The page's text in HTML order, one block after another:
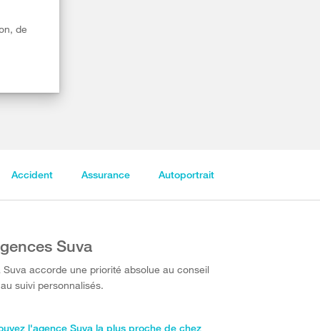
de
Accident Assurance Autoportrait
Suva
Suva accorde une priorité absolue au conseil
suivi personnalisés.
l'agence Suva la plus proche de chez